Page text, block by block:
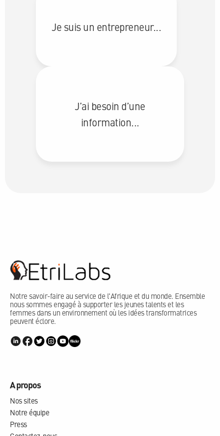
Je suis un entrepreneur...
J’ai besoin d’une
information...
Notre savoir-faire au service de l'Afrique et du monde. Ensemble
nous sommes engagé à supporter les jeunes talents et les
femmes dans un environnement où les idées transformatrices
peuvent éclore.
A propos
Nos sites
Notre équipe
Press